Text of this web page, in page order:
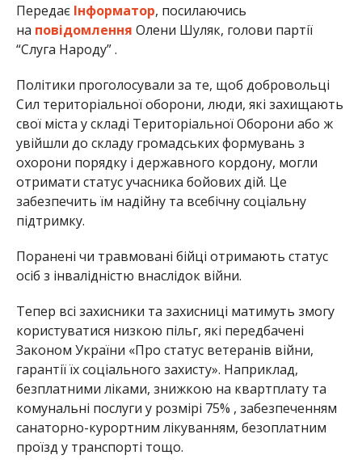
Передає Інформатор, посилаючись
на повідомлення Олени Шуляк, голови партії
“Слуга Народу” .
Політики проголосували за те, щоб добровольці
Сил територіальної оборони, люди, які захищають
свої міста у складі Територіальної Оборони або ж
увійшли до складу громадських формувань з
охорони порядку і державного кордону, могли
отримати статус учасника бойових дій. Це
забезпечить їм надійну та всебічну соціальну
підтримку.
Поранені чи травмовані бійці отримають статус
осіб з інвалідністю внаслідок війни.
Тепер всі захисники та захисниці матимуть змогу
користуватися низкою пільг, які передбачені
Законом України «Про статус ветеранів війни,
гарантії їх соціального захисту». Наприклад,
безплатними ліками, знижкою на квартплату та
комунальні послуги у розмірі 75% , забезпеченням
санаторно-курортним лікуванням, безоплатним
проїзд у транспорті тощо.